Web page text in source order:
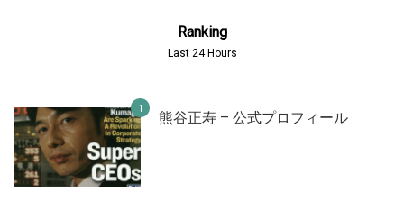
Ranking
Last 24 Hours
熊谷正寿 – 公式プロフィール